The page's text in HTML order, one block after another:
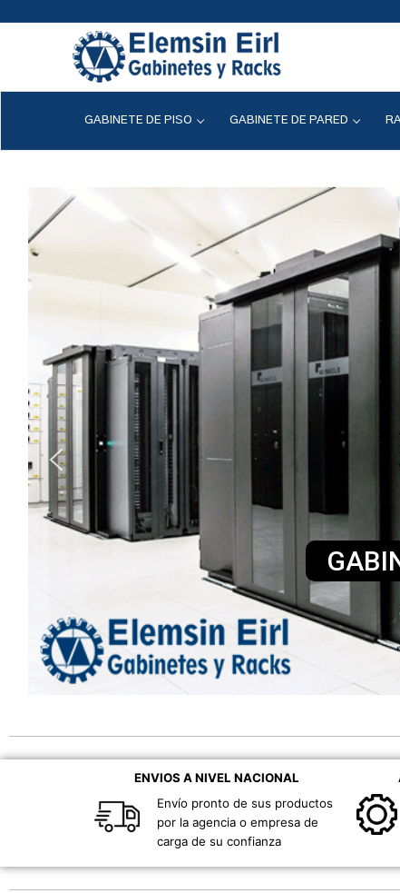
GABINETE DE PISO GABINETE DE PARED
INICIO
ENVIOS A NIVEL NACIONAL
Envío pronto de sus productos
por la agencia o empresa de
carga de su confianza